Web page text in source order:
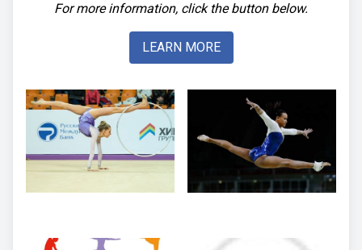
For more information, click the button below.
LEARN MORE